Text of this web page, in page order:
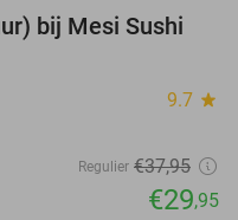
21%
bij Mesi Sushi
9.7 star
Regulier €37,95
€29,95